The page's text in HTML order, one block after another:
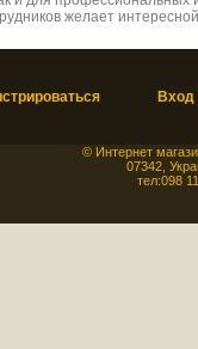
желает
Вход
© Интернет
07342 ,
тел:098